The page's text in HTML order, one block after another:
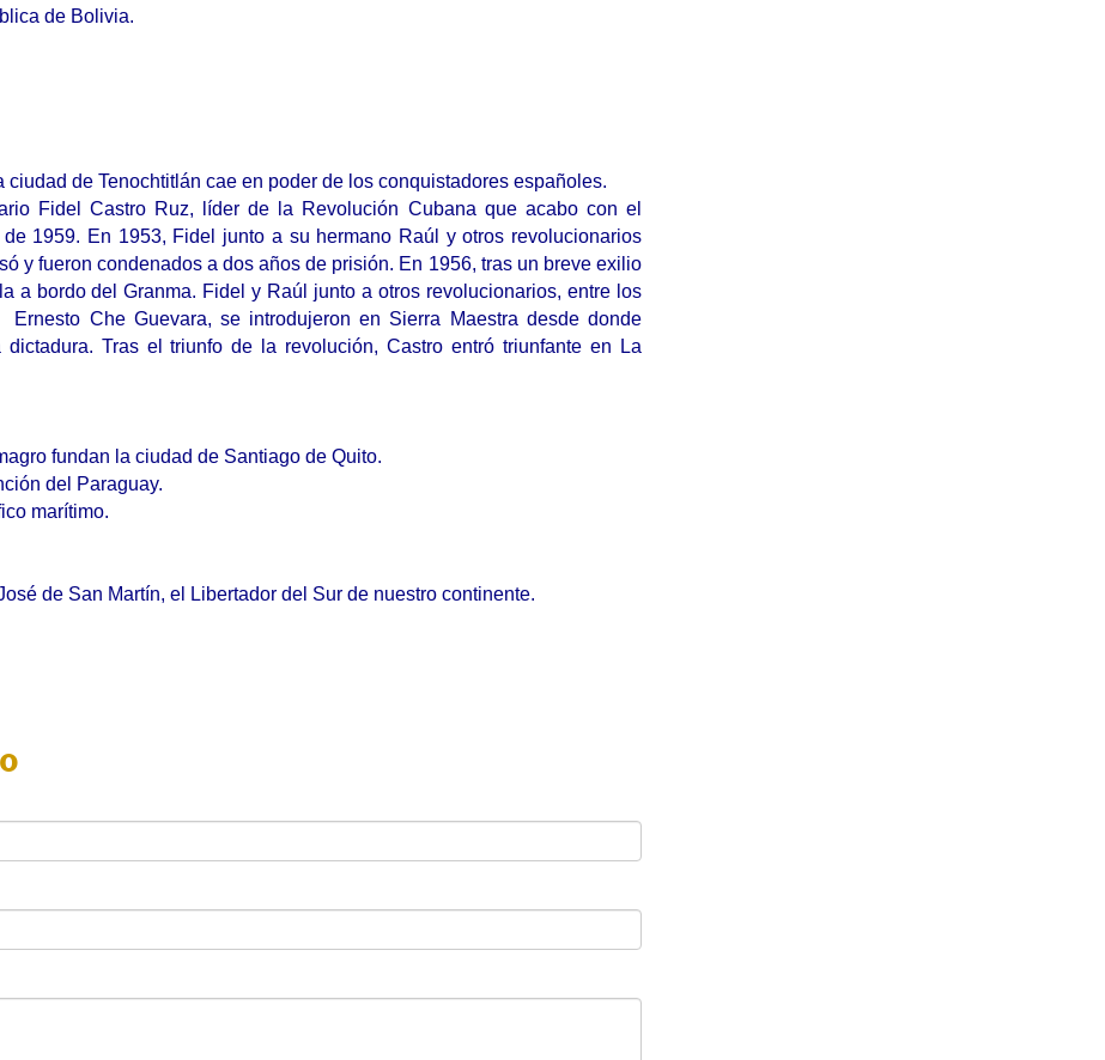
de Bolivia.
ciudad de Tenochtitlán cae en poder de los conquistadores españoles.
Fidel Castro Ruz, líder de la Revolución Cubana que acabo con el
1959. En 1953, Fidel junto a su hermano Raúl y otros revolucionarios
y fueron condenados a dos años de prisión. En 1956, tras un breve exilio
a bordo del Granma. Fidel y Raúl junto a otros revolucionarios, entre los
Ernesto Che Guevara, se introdujeron en Sierra Maestra desde donde
dictadura. Tras el triunfo de la revolución, Castro entró triunfante en La
fundan la ciudad de Santiago de Quito.
del Paraguay.
marítimo.
de San Martín, el Libertador del Sur de nuestro continente.